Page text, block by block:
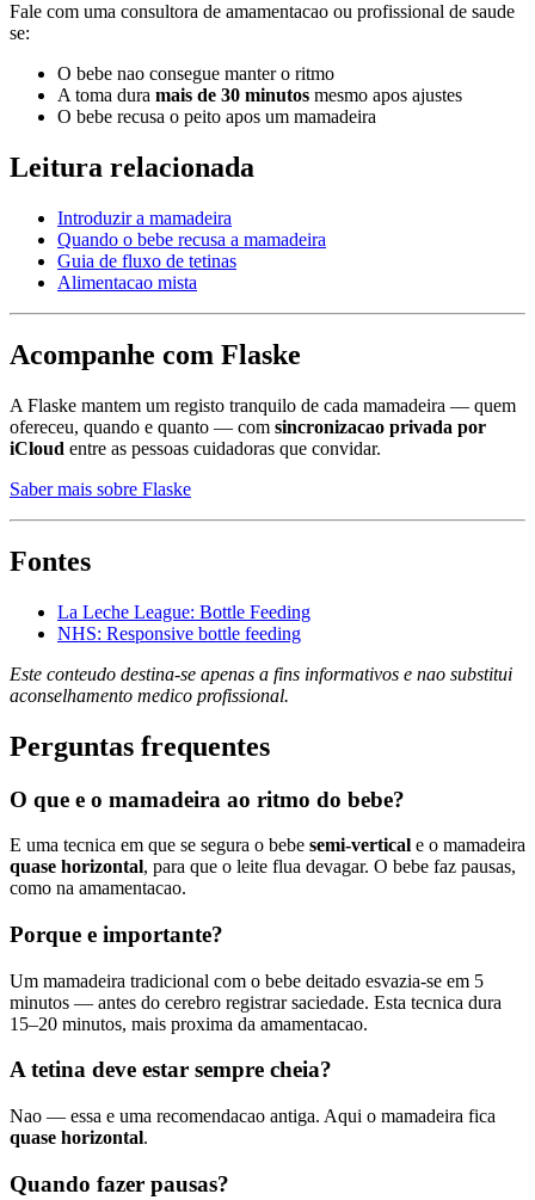
Fale com uma consultora de amamentacao ou profissional de saude
se:
O bebe nao consegue manter o ritmo
A toma dura mais de 30 minutos mesmo apos ajustes
O bebe recusa o peito apos um mamadeira
Leitura relacionada
Introduzir a mamadeira
Quando o bebe recusa a mamadeira
Guia de fluxo de tetinas
Alimentacao mista
Acompanhe com Flaske
A Flaske mantem um registo tranquilo de cada mamadeira — quem
ofereceu, quando e quanto — com sincronizacao privada por
iCloud entre as pessoas cuidadoras que convidar.
Saber mais sobre Flaske
Fontes
La Leche League: Bottle Feeding
NHS: Responsive bottle feeding
Este conteudo destina-se apenas a fins informativos e nao substitui
aconselhamento medico profissional.
Perguntas frequentes
O que e o mamadeira ao ritmo do bebe?
E uma tecnica em que se segura o bebe semi-vertical e o mamadeira
quase horizontal, para que o leite flua devagar. O bebe faz pausas,
como na amamentacao.
Porque e importante?
Um mamadeira tradicional com o bebe deitado esvazia-se em 5
minutos — antes do cerebro registrar saciedade. Esta tecnica dura
15–20 minutos, mais proxima da amamentacao.
A tetina deve estar sempre cheia?
Nao — essa e uma recomendacao antiga. Aqui o mamadeira fica
quase horizontal.
Quando fazer pausas?